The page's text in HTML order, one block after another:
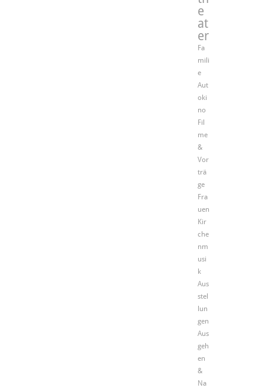
e
at
er
Fa
mili
e
Aut
oki
no
Fil
me
&
Vor
trä
ge
Fra
uen
Kir
che
nm
usi
k
Aus
stel
lun
gen
Aus
geh
en
&
Na